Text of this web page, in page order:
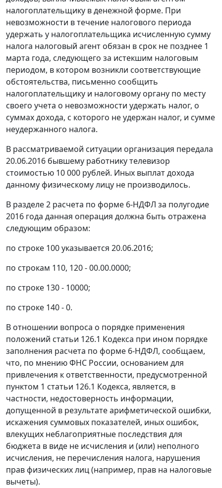
налогоплательщику в денежной форме. При
невозможности в течение налогового периода
удержать у налогоплательщика исчисленную сумму
налога налоговый агент обязан в срок не позднее 1
марта года, следующего за истекшим налоговым
периодом, в котором возникли соответствующие
обстоятельства, письменно сообщить
налогоплательщику и налоговому органу по месту
своего учета о невозможности удержать налог, о
суммах дохода, с которого не удержан налог, и сумме
неудержанного налога.
В рассматриваемой ситуации организация передала
20.06.2016 бывшему работнику телевизор
стоимостью 10 000 рублей. Иных выплат дохода
данному физическому лицу не производилось.
В разделе 2 расчета по форме 6-НДФЛ за полугодие
2016 года данная операция должна быть отражена
следующим образом:
по строке 100 указывается 20.06.2016;
по строкам 110, 120 - 00.00.0000;
по строке 130 - 10000;
по строке 140 - 0.
В отношении вопроса о порядке применения
положений статьи 126.1 Кодекса при ином порядке
заполнения расчета по форме 6-НДФЛ, сообщаем,
что, по мнению ФНС России, основанием для
привлечения к ответственности, предусмотренной
пунктом 1 статьи 126.1 Кодекса, является, в
частности, недостоверность информации,
допущенной в результате арифметической ошибки,
искажения суммовых показателей, иных ошибок,
влекущих неблагоприятные последствия для
бюджета в виде не исчисления и (или) неполного
исчисления, не перечисления налога, нарушения
прав физических лиц (например, прав на налоговые
вычеты).